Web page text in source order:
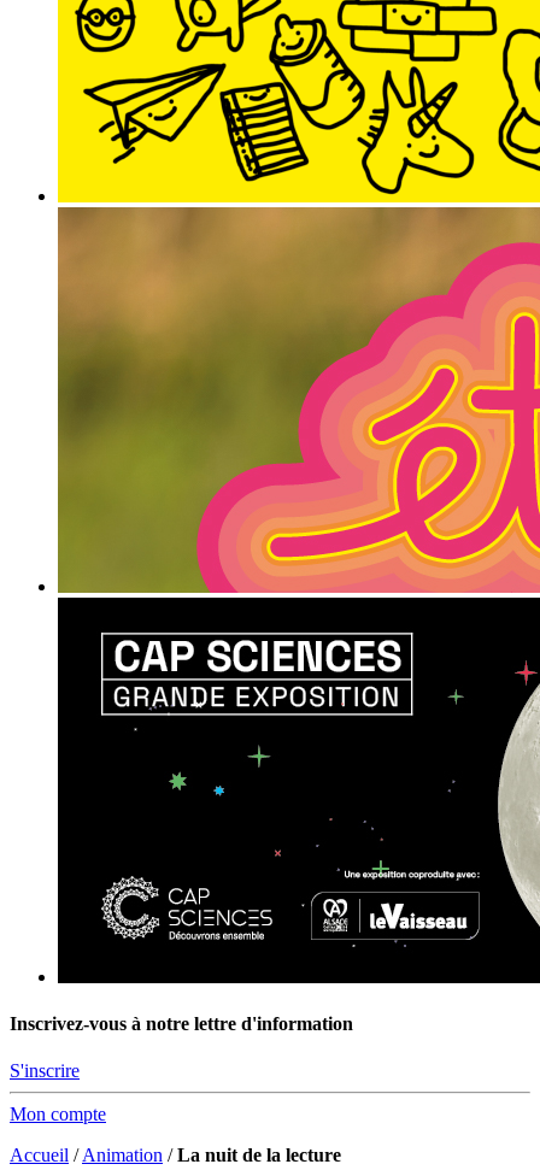
Inscrivez-vous à notre lettre d'information
S'inscrire
Mon compte
Accueil /Animation /La nuit de la lecture